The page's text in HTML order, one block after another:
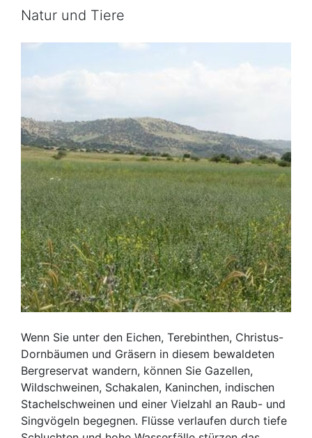
Natur und Tiere
Wenn Sie unter den Eichen, Terebinthen, Christus-
Dornbäumen und Gräsern in diesem bewaldeten
Bergreservat wandern, können Sie Gazellen,
Wildschweinen, Schakalen, Kaninchen, indischen
Stachelschweinen und einer Vielzahl an Raub- und
Singvögeln begegnen. Flüsse verlaufen durch tiefe